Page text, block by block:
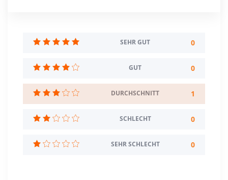
6 Semester
Sprache
Deutsch
Russisch
Studienbeginn
Wintersemester
Standort
Würzburg >> Würzburg
SEHR GUT 0
GUT 0
DURCHSCHNITT 1
SCHLECHT 0
SEHR SCHLECHT 0